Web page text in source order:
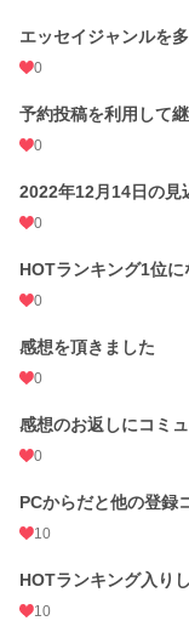
エッセイジャンルを
0
予約投稿を利用して
0
2022年12月14日の見
0
HOTランキング1位に
0
感想を頂きました
0
感想のお返しにコミ
0
PCからだと他の登録
10
HOTランキング入り
10